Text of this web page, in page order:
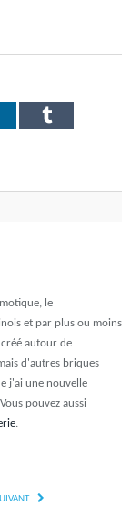
Tumblr
le
et par plus ou moins
autour de
d'autres briques
j'ai une nouvelle
pouvez aussi
.